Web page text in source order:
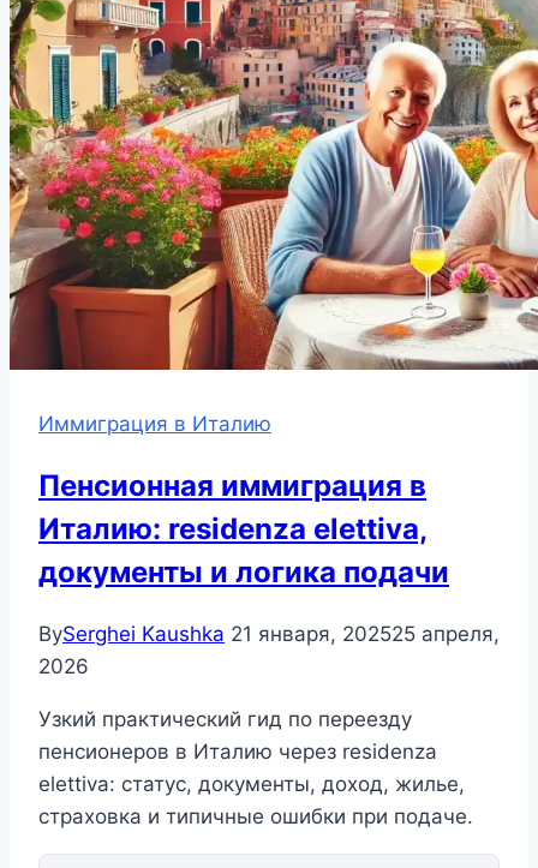
Иммиграция в Италию
Пенсионная иммиграция в
Италию: residenza elettiva,
документы и логика подачи
BySerghei Kaushka 21 января, 202525 апреля,
2026
Узкий практический гид по переезду
пенсионеров в Италию через residenza
elettiva: статус, документы, доход, жилье,
страховка и типичные ошибки при подаче.